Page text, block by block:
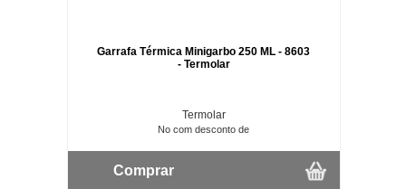
Garrafa Térmica Minigarbo 250 ML - 8603
- Termolar
Termolar
No com desconto de
Comprar